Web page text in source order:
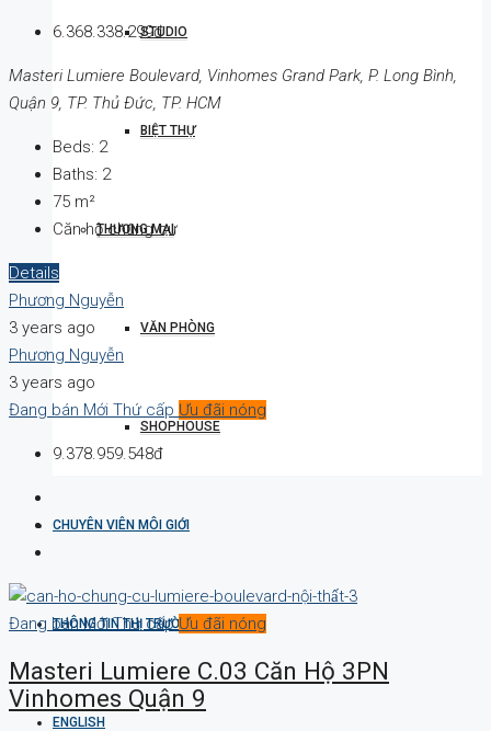
STUDIO
BIỆT THỰ
THƯƠNG MẠI
VĂN PHÒNG
SHOPHOUSE
CHUYÊN VIÊN MÔI GIỚI
THÔNG TIN THỊ TRƯỜNG
ENGLISH
6.368.338.299đ
Masteri Lumiere Boulevard, Vinhomes Grand Park, P. Long Bình,
Quận 9, TP. Thủ Đức, TP. HCM
Beds: 2
Baths: 2
75 m²
Căn hộ chung cư
Details
Phương Nguyễn
3 years ago
Phương Nguyễn
3 years ago
Đang bán Mới Thứ cấp Ưu đãi nóng
9.378.959.548đ
Đang bánMớiThứ cấpƯu đãi nóng
Masteri Lumiere C.03 Căn Hộ 3PN
Vinhomes Quận 9